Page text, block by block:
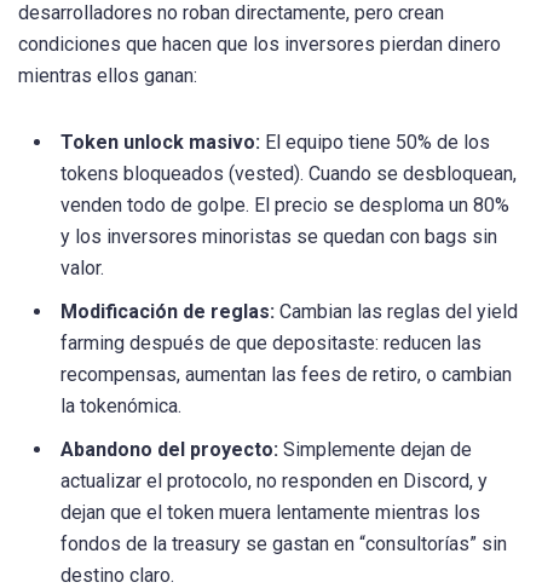
desarrolladores no roban directamente, pero crean
condiciones que hacen que los inversores pierdan dinero
mientras ellos ganan:
Token unlock masivo: El equipo tiene 50% de los
tokens bloqueados (vested). Cuando se desbloquean,
venden todo de golpe. El precio se desploma un 80%
y los inversores minoristas se quedan con bags sin
valor.
Modificación de reglas: Cambian las reglas del yield
farming después de que depositaste: reducen las
recompensas, aumentan las fees de retiro, o cambian
la tokenómica.
Abandono del proyecto: Simplemente dejan de
actualizar el protocolo, no responden en Discord, y
dejan que el token muera lentamente mientras los
fondos de la treasury se gastan en “consultorías” sin
destino claro.